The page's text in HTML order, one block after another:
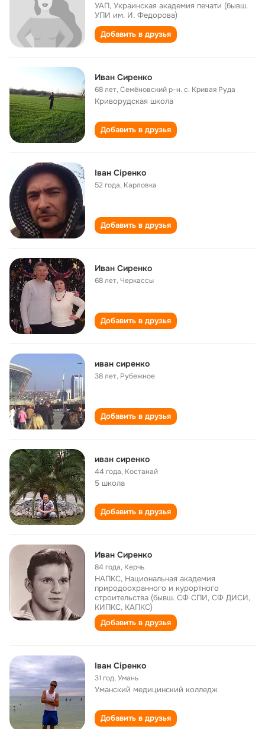
УАП, Украинская академия печати (бывш.
УПИ им. И. Федорова)
Добавить в друзья
Иван Сиренко
68 лет,Семёновский р-н. с. Кривая Руда
Криворудская школа
Добавить в друзья
Іван Сіренко
52 года, Карловка
Добавить в друзья
Иван Сиренко
68 лет,Черкассы
Добавить в друзья
иван сиренко
38 лет, Рубежное
Добавить в друзья
иван сиренко
44 года, Костанай
5 школа
Добавить в друзья
Иван Сиренко
84 года, Керчь
НАПКС, Национальная академия
природоохранного и курортного
строительства (бывш. СФ СПИ, СФ ДИСИ,
КИПКС, КАПКС)
Добавить в друзья
Іван Сіренко
31 год,Умань
Уманский медицинский колледж
Добавить в друзья